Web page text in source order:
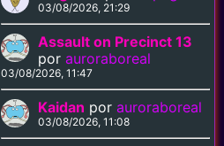
03/08/2026, 21:29
Assault on Precinct 13
porauroraboreal
03/08/2026, 11:47
Kaidan porauroraboreal
03/08/2026, 11:08